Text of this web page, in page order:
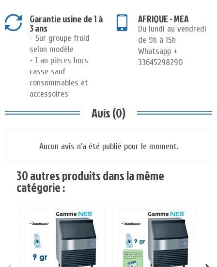
Garantie usine de 1 à
3 ans
- Sur groupe froid
selon modèle
- 1 an pièces hors
casse sauf
consommables et
accessoires
AFRIQUE - MEA
Du lundi au vendredi
de 9h à 15h
Whatsapp +
33645298290
Avis (0)
Aucun avis n'a été publié pour le moment.
30 autres produits dans la même
catégorie :